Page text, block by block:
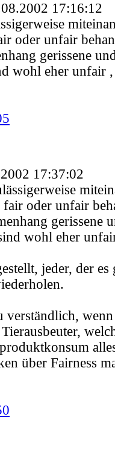
17:16:12
oder unfair
gerissene
wohl eher unfair
17:37:02
oder unfair
gerissene
wohl eher
jeder, der es
verständlich,
über Fairness